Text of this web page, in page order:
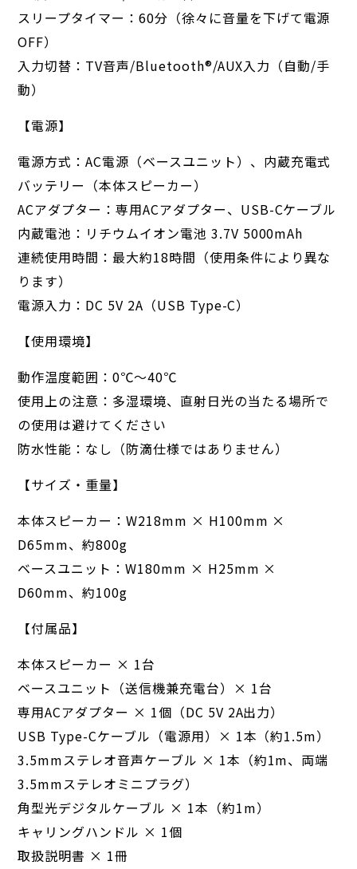
スリープタイマー：60分（徐々に音量を下げて電源
OFF）
入力切替：TV音声/Bluetooth®︎/AUX入力（自動/手
動）
【電源】
電源方式：AC電源（ベースユニット）、内蔵充電式
バッテリー（本体スピーカー）
ACアダプター：専用ACアダプター、USB-Cケーブル
内蔵電池：リチウムイオン電池 3.7V 5000mAh
連続使用時間：最大約18時間（使用条件により異な
ります）
電源入力：DC 5V 2A（USB Type-C）
【使用環境】
動作温度範囲：0℃〜40℃
使用上の注意：多湿環境、直射日光の当たる場所で
の使用は避けてください
防水性能：なし（防滴仕様ではありません）
【サイズ・重量】
本体スピーカー：W218mm × H100mm ×
D65mm、約800g
ベースユニット：W180mm × H25mm ×
D60mm、約100g
【付属品】
本体スピーカー × 1台
ベースユニット（送信機兼充電台）× 1台
専用ACアダプター × 1個（DC 5V 2A出力）
USB Type-Cケーブル（電源用）× 1本（約1.5m）
3.5mmステレオ音声ケーブル × 1本（約1m、両端
3.5mmステレオミニプラグ）
角型光デジタルケーブル × 1本（約1m）
キャリングハンドル × 1個
取扱説明書 × 1冊